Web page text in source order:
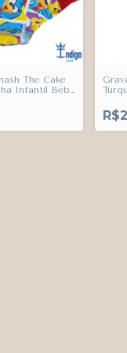
The Cake
Infantil Bebê